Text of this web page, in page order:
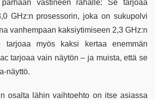
vastineen rahalle: Se tarjoaa
GHz:n prosessorin, joka on sukupolvi
vanhempaan kaksiytimiseen 2,3 GHz:n
tarjoaa myös kaksi kertaa enemmän
tarjoaa vain näytön – ja muista, että se
näyttö.
osalta lähin vaihtoehto on itse asiassa